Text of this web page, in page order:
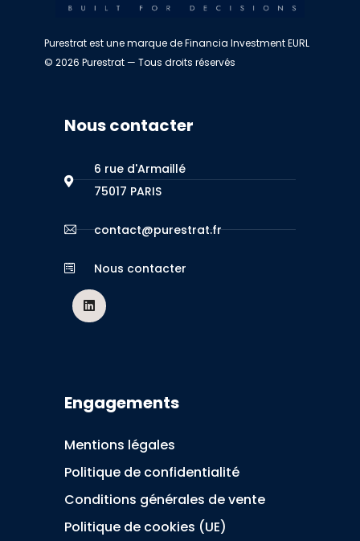
Purestrat est une marque de Financia Investment EURL
© 2026 Purestrat — Tous droits réservés
Nous contacter
6 rue d'Armaillé
75017 PARIS
contact@purestrat.fr
Nous contacter
Engagements
Mentions légales
Politique de confidentialité
Conditions générales de vente
Politique de cookies (UE)